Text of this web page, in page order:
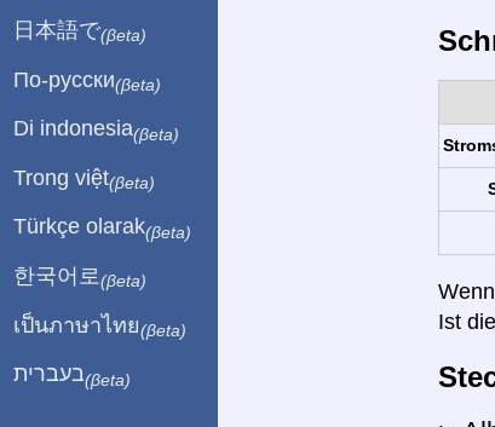
Ist
日本語で(βeta)
По-русски(βeta)
Di indonesia(βeta)
Trong việt(βeta)
Türkçe olarak(βeta)
한국어로 (βeta)
เป็นภาษาไทย(βeta)
בעברית(βeta)